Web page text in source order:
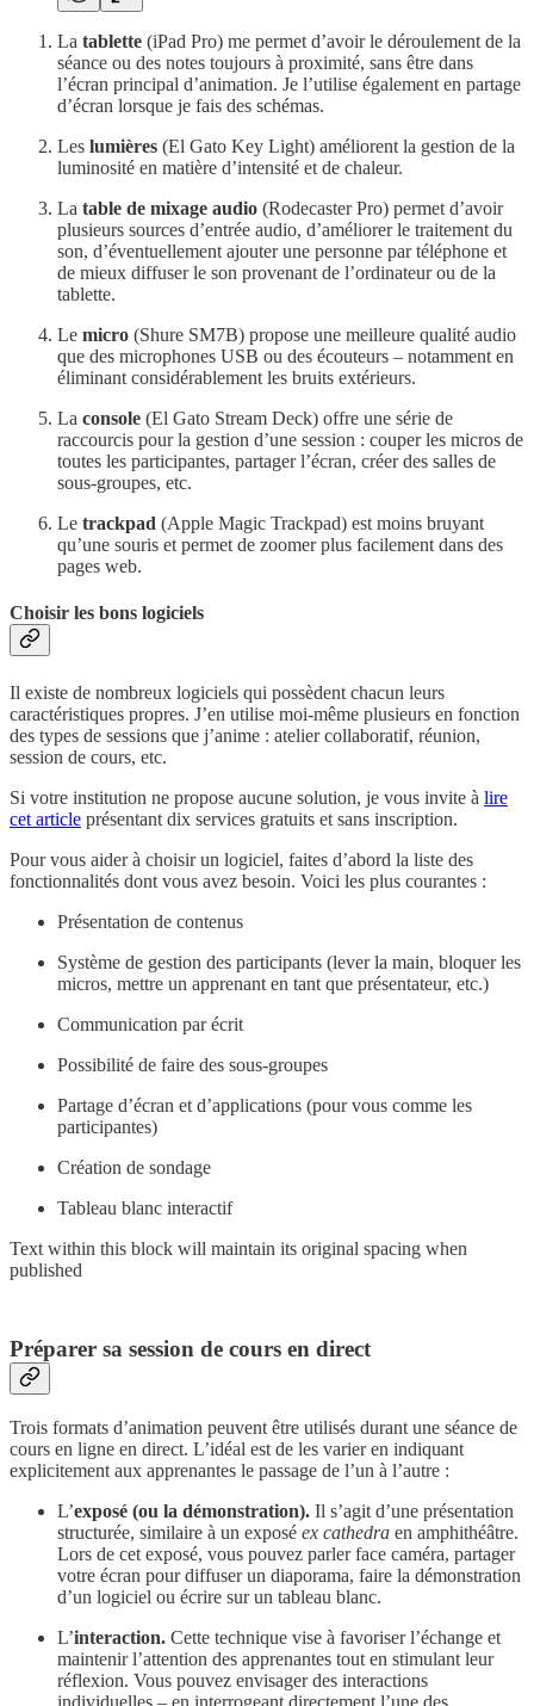
La tablette (iPad Pro) me permet d’avoir le déroulement de la
séance ou des notes toujours à proximité, sans être dans
l’écran principal d’animation. Je l’utilise également en partage
d’écran lorsque je fais des schémas.
Les lumières (El Gato Key Light) améliorent la gestion de la
luminosité en matière d’intensité et de chaleur.
La table de mixage audio (Rodecaster Pro) permet d’avoir
plusieurs sources d’entrée audio, d’améliorer le traitement du
son, d’éventuellement ajouter une personne par téléphone et
de mieux diffuser le son provenant de l’ordinateur ou de la
tablette.
Le micro (Shure SM7B) propose une meilleure qualité audio
que des microphones USB ou des écouteurs – notamment en
éliminant considérablement les bruits extérieurs.
La console (El Gato Stream Deck) offre une série de
raccourcis pour la gestion d’une session : couper les micros de
toutes les participantes, partager l’écran, créer des salles de
sous-groupes, etc.
Le trackpad (Apple Magic Trackpad) est moins bruyant
qu’une souris et permet de zoomer plus facilement dans des
pages web.
Choisir les bons logiciels
Il existe de nombreux logiciels qui possèdent chacun leurs
caractéristiques propres. J’en utilise moi-même plusieurs en fonction
des types de sessions que j’anime : atelier collaboratif, réunion,
session de cours, etc.
Si votre institution ne propose aucune solution, je vous invite à lire
cet article présentant dix services gratuits et sans inscription.
Pour vous aider à choisir un logiciel, faites d’abord la liste des
fonctionnalités dont vous avez besoin. Voici les plus courantes :
Présentation de contenus
Système de gestion des participants (lever la main, bloquer les
micros, mettre un apprenant en tant que présentateur, etc.)
Communication par écrit
Possibilité de faire des sous-groupes
Partage d’écran et d’applications (pour vous comme les
participantes)
Création de sondage
Tableau blanc interactif
Text within this block will maintain its original spacing when
published
Préparer sa session de cours en direct
Trois formats d’animation peuvent être utilisés durant une séance de
cours en ligne en direct. L’idéal est de les varier en indiquant
explicitement aux apprenantes le passage de l’un à l’autre :
L’exposé (ou la démonstration). Il s’agit d’une présentation
structurée, similaire à un exposé ex cathedra en amphithéâtre.
Lors de cet exposé, vous pouvez parler face caméra, partager
votre écran pour diffuser un diaporama, faire la démonstration
d’un logiciel ou écrire sur un tableau blanc.
L’interaction. Cette technique vise à favoriser l’échange et
maintenir l’attention des apprenantes tout en stimulant leur
réflexion. Vous pouvez envisager des interactions